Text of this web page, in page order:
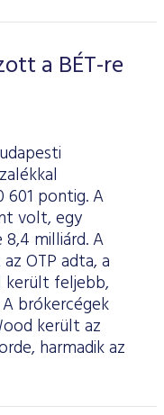
a BÉT-re
pontig. A
volt, egy
milliárd. A
OTP adta, a
került feljebb,
brókercégek
került az
harmadik az